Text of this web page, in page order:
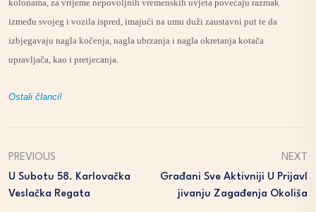
kolonama, za vrijeme nepovoljnih vremenskih uvjeta povećaju razmak
između svojeg i vozila ispred, imajući na umu duži zaustavni put te da
izbjegavaju nagla kočenja, nagla ubrzanja i nagla okretanja kotača
upravljača, kao i pretjecanja.
Ostali članci!
PREVIOUS
U Subotu 58. Karlovačka
Veslačka Regata
NEXT
Građani Sve Aktivniji U Prijavl
Jivanju Zagađenja Okoliša